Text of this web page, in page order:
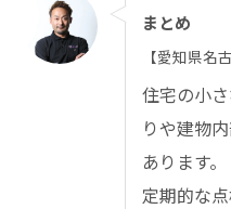
まとめ
【愛知県名
住宅の小
りや建物
あります。
定期的な